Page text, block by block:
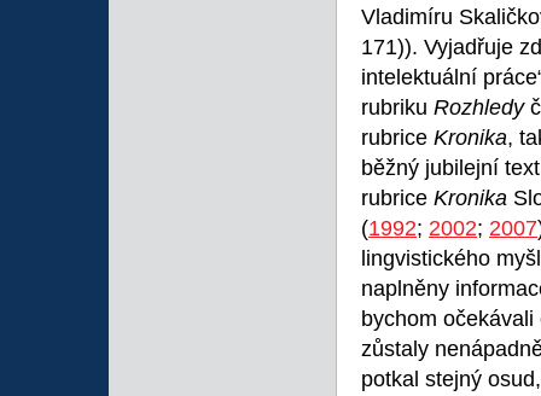
Vladimíru
171)). Vyjadřuje
intelektuální
rubriku Rozhledy
rubrice Kronika,
běžný jubilejní
rubrice Kronika
(1992; 2002; 2007
lingvistického
naplněny
bychom
zůstaly
potkal stejný